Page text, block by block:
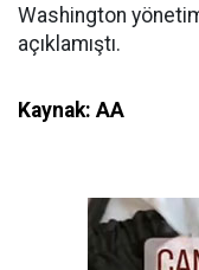
Washington
açıklamıştı.
Kaynak: AA